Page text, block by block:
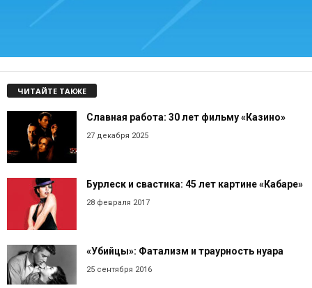
ЧИТАЙТЕ ТАКЖЕ
Славная работа: 30 лет фильму «Казино»
27 декабря 2025
Бурлеск и свастика: 45 лет картине «Кабаре»
28 февраля 2017
«Убийцы»: Фатализм и траурность нуара
25 сентября 2016